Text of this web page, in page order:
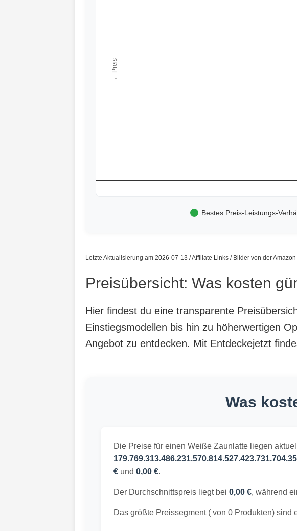
← Preis
Bestes Preis-Leistungs-
Letzte Aktualisierung am 2026-07-13 / Affiliate Links / Bilder von der
Preisübersicht: Was kosten
Hier findest du eine transparente
Einstiegsmodellen bis hin zu höherwertigen
Angebot zu entdecken. Mit Entdeckejetzt
Was
Die Preise für einen Weiße Zaunlatte liegen
€ und 0,00 €.
Der Durchschnittspreis liegt bei 0,00 €, während
Das größte Preissegment ( von 0 Produkten) sind